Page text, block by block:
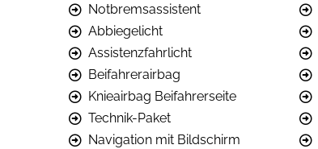
Notbremsassistent
Abbiegelicht
Assistenzfahrlicht
Beifahrerairbag
Knieairbag Beifahrerseite
Technik-Paket
Navigation mit Bildschirm